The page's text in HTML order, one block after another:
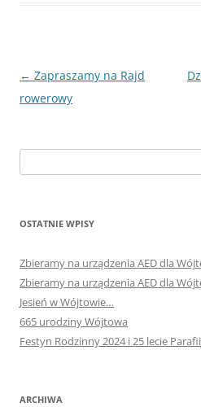
Nawigacja
wpisu
← Zapraszamy na Rajd
rowerowy
OSTATNIE WPISY
Zbieramy na urządzenia AED dla
Zbieramy na urządzenia AED dla
Jesień w Wójtowie…
665 urodziny Wójtowa
Festyn Rodzinny 2024 i 25 lecie Parafii
ARCHIWA